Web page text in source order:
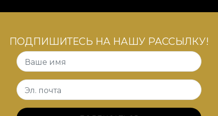
ПОДПИШИТЕСЬ НА НАШУ РАССЫЛКУ!
Ваше имя
Эл. почта